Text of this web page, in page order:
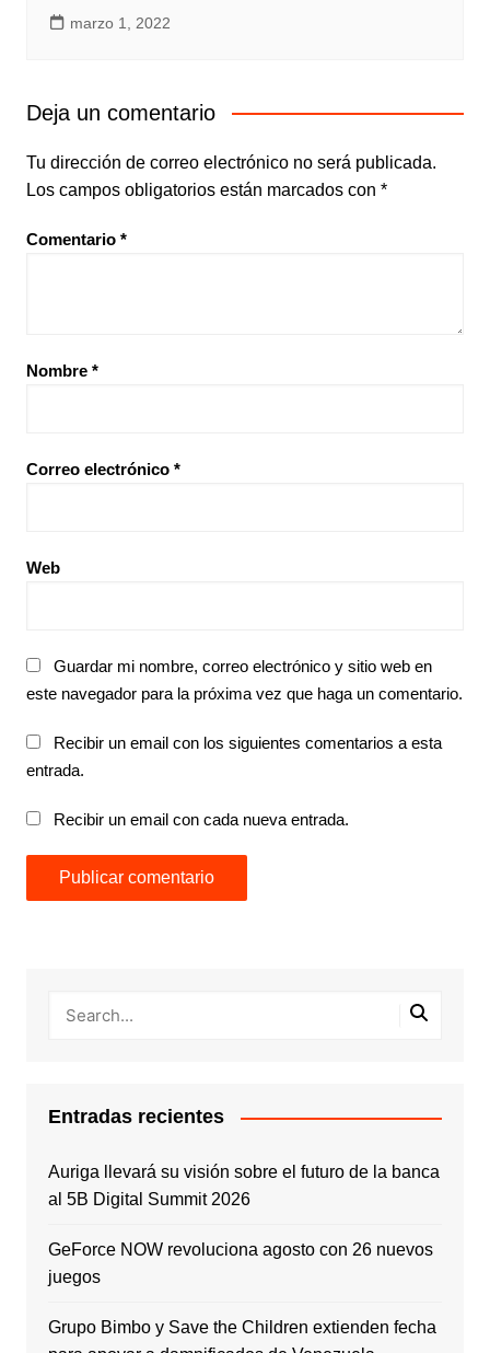
marzo 1, 2022
Deja un comentario
Tu dirección de correo electrónico no será publicada.
Los campos obligatorios están marcados con *
Comentario *
Nombre *
Correo electrónico *
Web
Guardar mi nombre, correo electrónico y sitio web en
este navegador para la próxima vez que haga un comentario.
Recibir un email con los siguientes comentarios a esta
entrada.
Recibir un email con cada nueva entrada.
Entradas recientes
Auriga llevará su visión sobre el futuro de la banca
al 5B Digital Summit 2026
GeForce NOW revoluciona agosto con 26 nuevos
juegos
Grupo Bimbo y Save the Children extienden fecha